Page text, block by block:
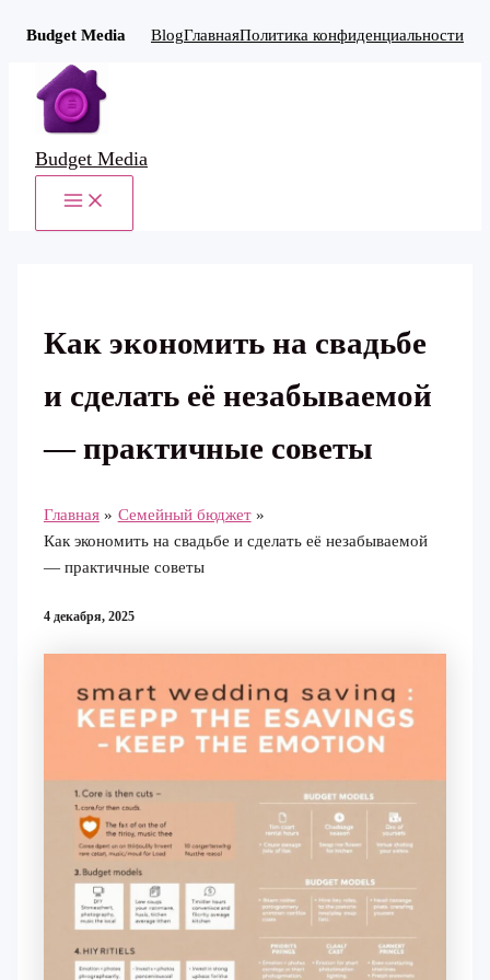
Budget Media BlogГлавнаяПолитика конфиденциальности
Перейти
содержимому
Budget Media
MAIN
Как экономить на свадьбе
и сделать её незабываемой
— практичные советы
Главная
Семейный бюджет
Как экономить на свадьбе и сделать её незабываемой
— практичные советы
4 декабря, 2025